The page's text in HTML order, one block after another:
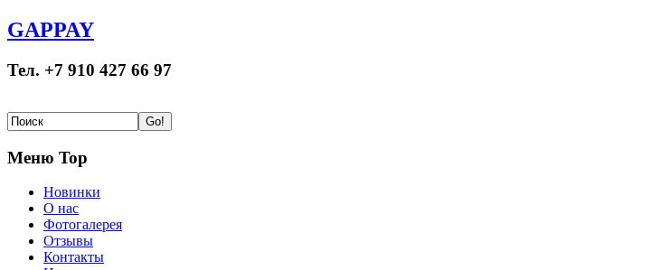
GAPPAY
Тел. +7 910 427 66 97
Меню Top
Новинки
О нас
Фотогалерея
Отзывы
Контакты